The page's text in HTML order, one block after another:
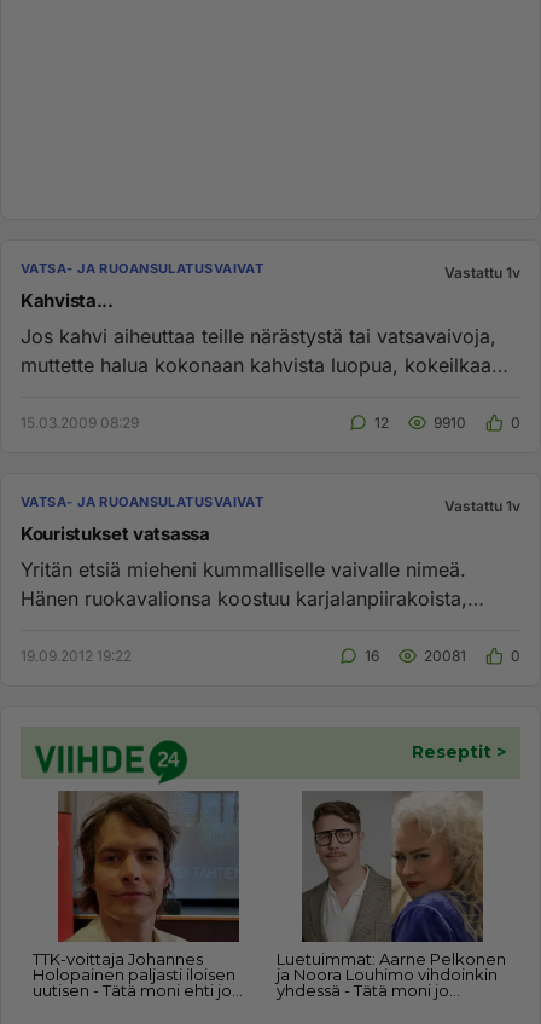
VATSA- JA RUOANSULATUSVAIVAT Vastattu 1v
Kahvista...
Jos kahvi aiheuttaa teille närästystä tai vatsavaivoja,
muttette halua kokonaan kahvista luopua, kokeilkaa
15.03.2009 08:29 12 9910 0
VATSA- JA RUOANSULATUSVAIVAT Vastattu 1v
Kouristukset vatsassa
Yritän etsiä mieheni kummalliselle vaivalle nimeä.
Hänen ruokavalionsa koostuu karjalanpiirakoista,
19.09.2012 19:22 16 20081 0